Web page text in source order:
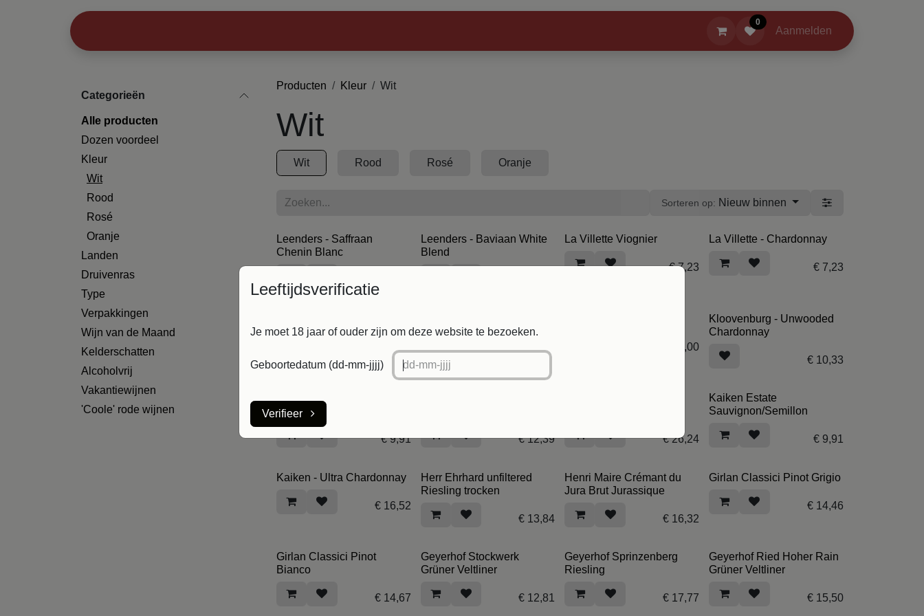
Leeftijdsverificatie
Je moet 18 jaar of ouder zijn om deze website te bezoeken.
Geboortedatum (dd-mm-jjjj)
Verifieer
Spraakwater en sterke verhalen
0
Aanmelden
Categorieën
Alle prod​ucten
Dozen voordeel
Kleur
Wit
Rood
Rosé
Oranje
Landen
Druivenras
Type
Verpakkingen
Wijn van de Maand
Kelderschatten
Alcoholvrij
Vakantiewijnen
'Coole' rode wijnen
Producten Kleur Wit
Wit
Wit Rood Rosé Oranje
Sorteren op: Nieuw binnen
Leenders - Saffraan
Chenin Blanc
Leenders - Baviaan White
Blend
La Villette Viognier
€7,23
La Villette - Chardonnay
€ 7,23
Sparkling
12,83
11,00
Kloovenburg - Unwooded
Chardonnay
€ 10,33
Gatekeeper White
€9,91 €12,39 €26,24
Kaiken Estate
Sauvignon/Semillon
€ 9,91
Kaiken - Ultra Chardonnay
€ 16,52
Herr Ehrhard unfiltered
Riesling trocken
€ 13,84
Henri Maire Crémant du
Jura Brut Jurassique
€ 16,32
Girlan Classici Pinot Grigio
€ 14,46
Girlan Classici Pinot
Bianco
€ 14,67
Geyerhof Stockwerk
Grüner Veltliner
€ 12,81
Geyerhof Sprinzenberg
Riesling
€ 17,77
Geyerhof Ried Hoher Rain
Grüner Veltliner
€ 15,50